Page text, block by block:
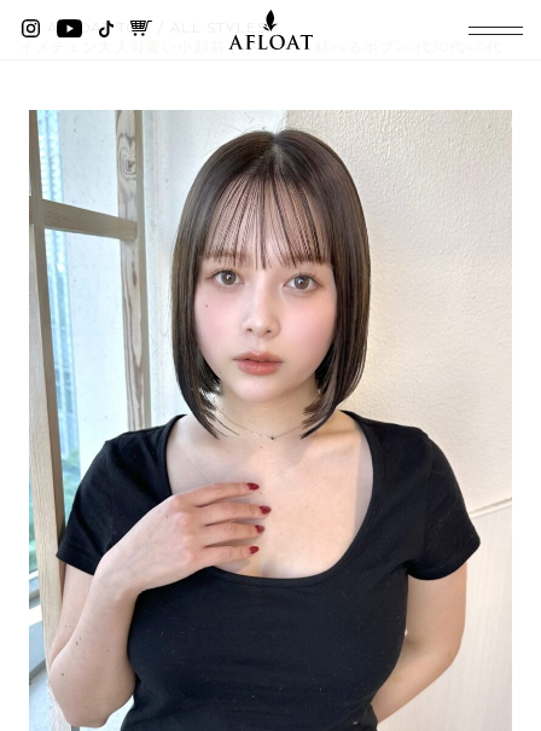
AFLOAT TOP
ALL STYLES
イメチェン大人可愛い小顔前下がりボブ×結べるボブ20代30代40代